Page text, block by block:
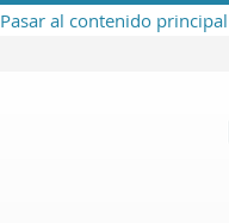
Pasar al contenido principal